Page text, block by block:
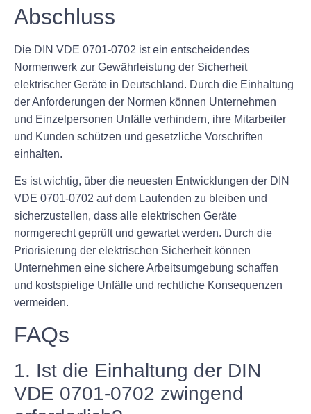
Abschluss
Die DIN VDE 0701-0702 ist ein entscheidendes
Normenwerk zur Gewährleistung der Sicherheit
elektrischer Geräte in Deutschland. Durch die Einhaltung
der Anforderungen der Normen können Unternehmen
und Einzelpersonen Unfälle verhindern, ihre Mitarbeiter
und Kunden schützen und gesetzliche Vorschriften
einhalten.
Es ist wichtig, über die neuesten Entwicklungen der DIN
VDE 0701-0702 auf dem Laufenden zu bleiben und
sicherzustellen, dass alle elektrischen Geräte
normgerecht geprüft und gewartet werden. Durch die
Priorisierung der elektrischen Sicherheit können
Unternehmen eine sichere Arbeitsumgebung schaffen
und kostspielige Unfälle und rechtliche Konsequenzen
vermeiden.
FAQs
1. Ist die Einhaltung der DIN
VDE 0701-0702 zwingend